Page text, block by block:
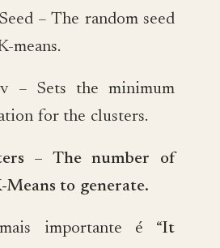
– The random seed
means.
– Sets the minimum
for the clusters.
– The number of
Means to generate.
importante é “It